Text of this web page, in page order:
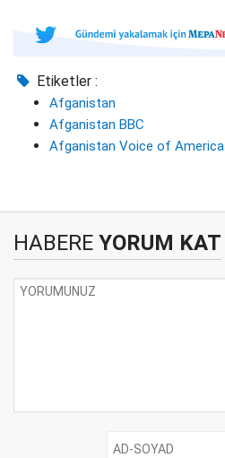
Etiketler :
Afganistan
Afganistan BBC
Afganistan Voice of America
HABERE YORUM KAT